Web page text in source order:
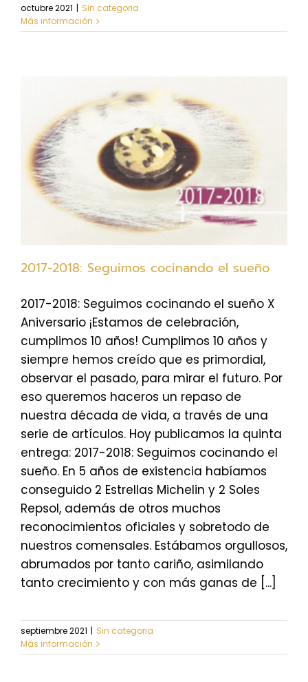
octubre 2021 | Sin categoria
Más información
2017-2018: Seguimos cocinando el sueño
2017-2018: Seguimos cocinando el sueño X
Aniversario ¡Estamos de celebración,
cumplimos 10 años! Cumplimos 10 años y
siempre hemos creído que es primordial,
observar el pasado, para mirar el futuro. Por
eso queremos haceros un repaso de
nuestra década de vida, a través de una
serie de artículos. Hoy publicamos la quinta
entrega: 2017-2018: Seguimos cocinando el
sueño. En 5 años de existencia habíamos
conseguido 2 Estrellas Michelin y 2 Soles
Repsol, además de otros muchos
reconocimientos oficiales y sobretodo de
nuestros comensales. Estábamos orgullosos,
abrumados por tanto cariño, asimilando
tanto crecimiento y con más ganas de [...]
septiembre 2021 | Sin categoria
Más información